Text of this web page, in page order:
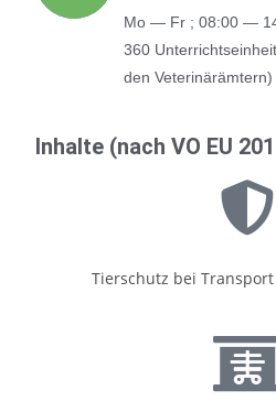
Mo — Fr ; 08:00 —
360
den Vete­ri­när­äm­tern)
Inhal­te (nach VO EU
Tier­schutz bei